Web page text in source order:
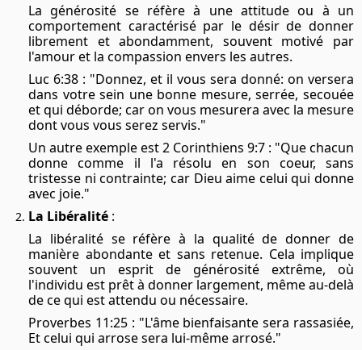
La générosité se réfère à une attitude ou à un
comportement caractérisé par le désir de donner
librement et abondamment, souvent motivé par
l'amour et la compassion envers les autres.
Luc 6:38 : "Donnez, et il vous sera donné: on versera
dans votre sein une bonne mesure, serrée, secouée
et qui déborde; car on vous mesurera avec la mesure
dont vous vous serez servis."
Un autre exemple est 2 Corinthiens 9:7 : "Que chacun
donne comme il l'a résolu en son coeur, sans
tristesse ni contrainte; car Dieu aime celui qui donne
avec joie."
La Libéralité :
La libéralité se réfère à la qualité de donner de
manière abondante et sans retenue. Cela implique
souvent un esprit de générosité extrême, où
l'individu est prêt à donner largement, même au-delà
de ce qui est attendu ou nécessaire.
Proverbes 11:25 : "L'âme bienfaisante sera rassasiée,
Et celui qui arrose sera lui-même arrosé."